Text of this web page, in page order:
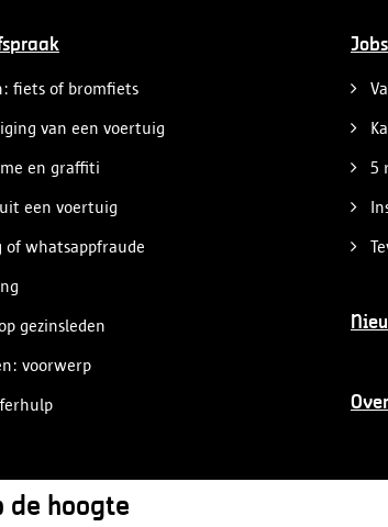
fiets of bromfiets
van een voertuig
en graffiti
een voertuig
of whatsappfraude
gezinsleden
voorwerp
Jobs
5
de hoogte